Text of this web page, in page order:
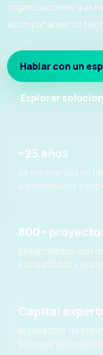
organizaciones que
acompañamiento
Hablar con un
Explorar
+25 años
de experiencia en
administrados y
800+
desarrollados con
escalabilidad y
Capital
arquitectos de
acompañar cada